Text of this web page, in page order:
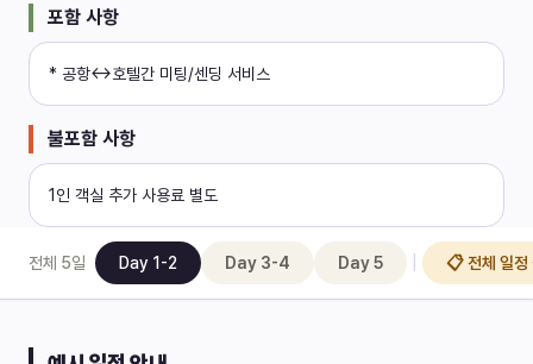
포함 사항
* 공항↔호텔간 미팅/센딩 서비스
불포함 사항
1인 객실 추가 사용료 별도
전체 5일 Day 1-2 Day 3-4 Day 5 📋 전체 일정